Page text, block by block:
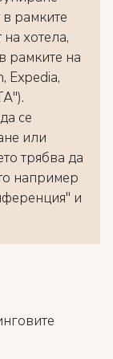
рамките
хотела,
рамките на
Expedia,
се
или
трябва да
например
и